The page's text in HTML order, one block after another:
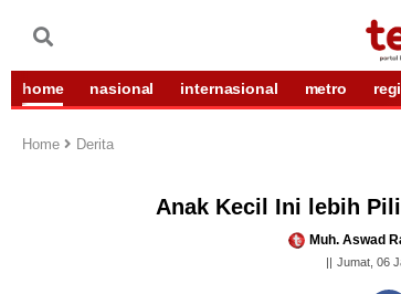
home nasional internasional metro
Home Derita
Anak Kecil Ini lebih
Muh. Aswad
Jumat, 06